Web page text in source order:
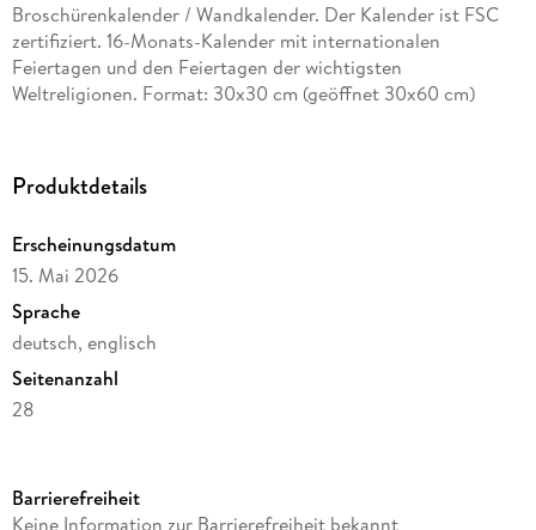
Broschürenkalender / Wandkalender. Der Kalender ist FSC
zertifiziert. 16-Monats-Kalender mit internationalen
Feiertagen und den Feiertagen der wichtigsten
Weltreligionen. Format: 30x30 cm (geöffnet 30x60 cm)
Produktdetails
Erscheinungsdatum
15. Mai 2026
Sprache
deutsch, englisch
Seitenanzahl
28
Verlag/Hersteller
Barrierefreiheit
Keine Information zur Barrierefreiheit bekannt